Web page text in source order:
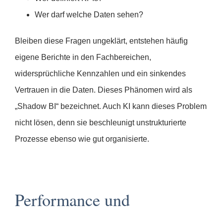
Wer darf welche Daten sehen?
Bleiben diese Fragen ungeklärt, entstehen häufig
eigene Berichte in den Fachbereichen,
widersprüchliche Kennzahlen und ein sinkendes
Vertrauen in die Daten. Dieses Phänomen wird als
„Shadow BI“ bezeichnet. Auch KI kann dieses Problem
nicht lösen, denn sie beschleunigt unstrukturierte
Prozesse ebenso wie gut organisierte.
Performance und